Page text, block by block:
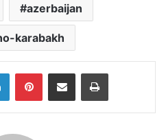
azerbaijan
karabakh
LinkedInPinterestShare via Email Print